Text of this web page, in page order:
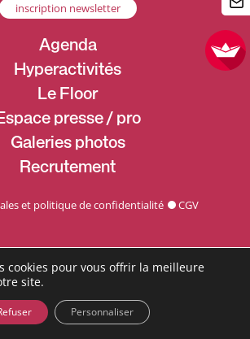
inscription newsletter
Agenda
Hyperactivités
Le Floor
presse / pro
Galeries photos
Recrutement
et politique de confidentialité CGV
cookies pour vous offrir la meilleure
site.
Personnaliser